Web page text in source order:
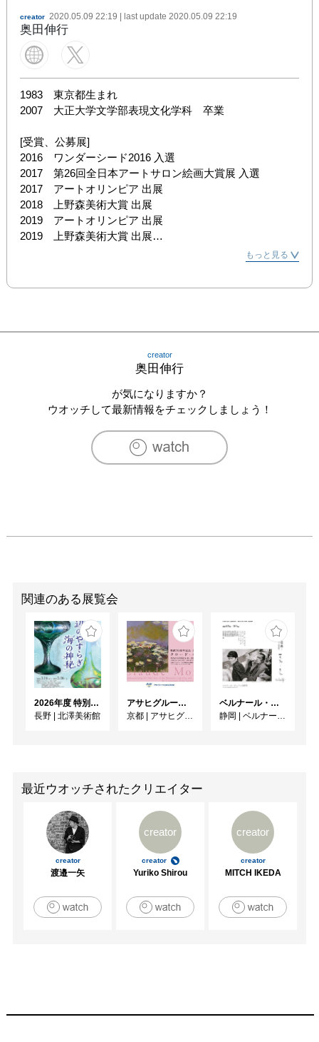
creator 2020.05.09 22:19 | last update 2020.05.09 22:19
奥田伸行
1983　東京都生まれ
2007　大正大学文学部表現文化学科　卒業
[受賞、公募展]
2016　ワンダーシード2016 入選
2017　第26回全日本アートサロン絵画大賞展 入選
2017　アートオリンピア 出展
2018　上野森美術大賞 出展
2019　アートオリンピア 出展
2019　上野森美術大賞 出展
2019　ZEN 展参加(日本)
もっと見る
creator
奥田伸行
が気になりますか？
ウオッチして最新情報をチェックしましょう！
関連のある展覧会
2026年度 特別展「ガレとドーム、アール･ヌーヴォーのガラス 水辺のやすらぎ、海の神秘」
長野 | 北澤美術館
アサヒグループ大山崎山荘美術館 開館30周年記念展「没後100年 クロード・モネ」
京都 | アサヒグループ大山崎山荘美術館
ベルナール・ビュフェと写真 ーカメラがとらえたビュフェとその時代、そして21 世紀へ
静岡 | ベルナール・ビュフェ美術館
最近ウオッチされたクリエイター
creator
渡邉一矢
creator
creator
Yuriko Shirou
creator
creator
MITCH IKEDA